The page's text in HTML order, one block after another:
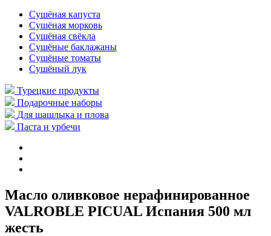
Сушёная капуста
Сушёная морковь
Сушёная свёкла
Сушёные баклажаны
Сушёные томаты
Сушёный лук
Турецкие продукты
Подарочные наборы
Для шашлыка и плова
Паста и урбечи
Масло оливковое нерафинированное
VALROBLE PICUAL Испания 500 мл
жесть